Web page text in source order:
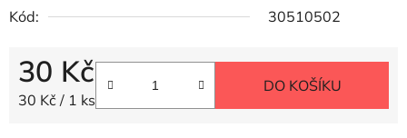
Kód:
30510502
30 Kč
Měrná cena:
30 Kč / 1 ks
DO KOŠÍKU